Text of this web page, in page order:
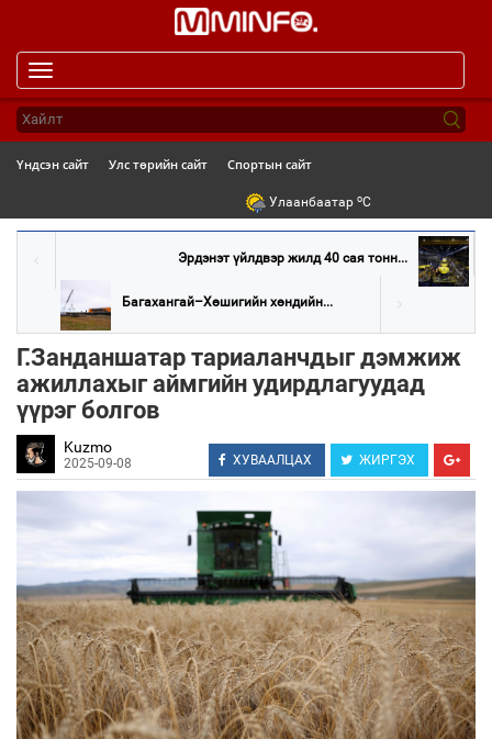
navigation
Үндсэн сайт Улс төрийн сайт Спортын сайт
Улаанбаатар oC
Эрдэнэт үйлдвэр жилд 40 сая тонн...
Багахангай–Хөшигийн хөндийн...
Г.Занданшатар тариаланчдыг дэмжиж
ажиллахыг аймгийн удирдлагуудад
үүрэг болгов
Kuzmo
2025-09-08 ХУВААЛЦАХ ЖИРГЭХ